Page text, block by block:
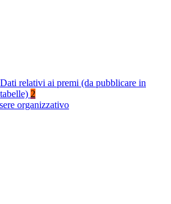
Dati relativi ai premi (da pubblicare in
tabelle) 2
organizzativo